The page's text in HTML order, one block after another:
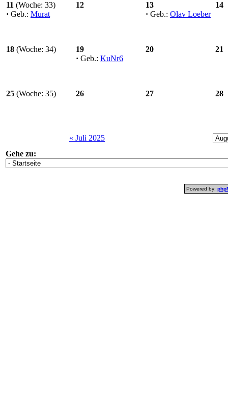
11 (Woche: 33)
· Geb.: Murat
12
13
· Geb.: Olav Loeber
14
18 (Woche: 34)
19
· Geb.: KuNr6
20 21
25 (Woche: 35) 26 27 28
« Juli 2025
Gehe zu:
Powered by: